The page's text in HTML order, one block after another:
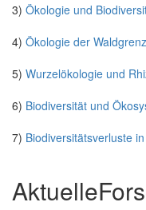
3) Ökologie und
4) Ökologie der
5) Wurzelökologie und
6) Biodiversität und
7) Biodiversitätsverluste